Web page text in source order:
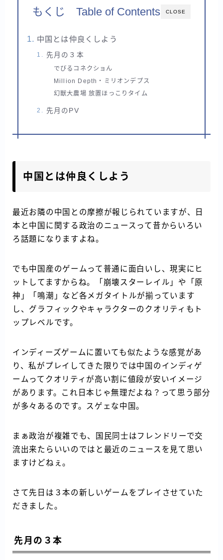
CLOSE
もくじ Table of Contents
中国とは仲良くしよう
先月の３本
でびるコネクショん
Million Depth・ミリオンデプス
幻獣大農場 放置ほっこりタイム
先月のPV
中国とは仲良くしよう
最近お隣の中国との摩擦が報じられていますが、日
本と中国に関する政治のニュースって昔からいろい
ろ話題になりますよね。
でも中国産のゲームって普通に面白いし、現実にヒ
ットしてますからね。「崩壊スターレイル」や「原
神」「鳴潮」など各メガタイトルが揃っています
し、グラフィックやキャラクターのクオリティもト
ップレベルです。
インディーズゲームに置いても似たような感覚があ
り、私がプレイしてきた限りでは中国のインディゲ
ームってクオリティが高い割に値段が安いイメージ
があります。これ日本じゃ無理だよね？って思う部分
が多々あるのです。スゲェな中国。
まぁ政治が複雑でも、国民同士はフレンドリーで交
流出来たらいいのではと最近のニュースを見て思い
ますけどねぇ。
さて先日は３本の新しいゲームをプレイさせていた
だきました。
先月の３本